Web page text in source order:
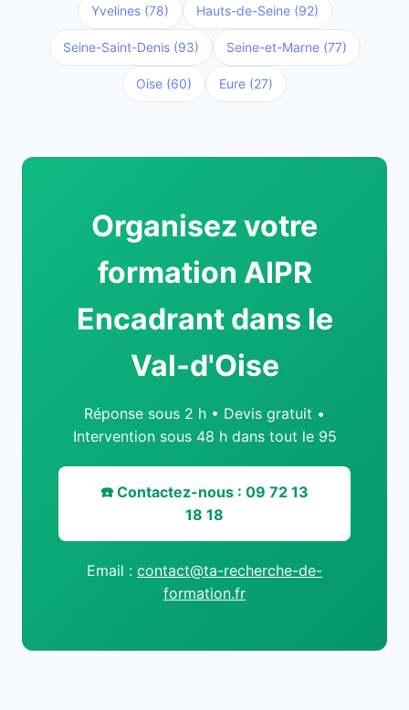
Yvelines (78) Hauts-de-Seine (92)
Seine-Saint-Denis (93) Seine-et-Marne (77)
Oise (60) Eure (27)
Organisez votre
formation AIPR
Encadrant dans le
Val-d'Oise
Réponse sous 2 h • Devis gratuit •
Intervention sous 48 h dans tout le 95
☎️ Contactez-nous : 09 72 13
18 18
Email : contact@ta-recherche-de-
formation.fr